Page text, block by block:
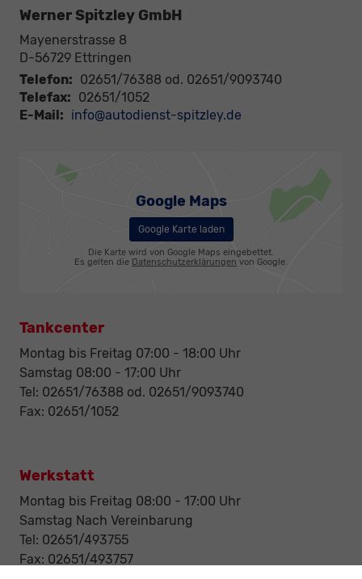
Werner Spitzley GmbH
Mayenerstrasse 8
D-56729 Ettringen
Telefon: 02651/76388 od. 02651/9093740
Telefax: 02651/1052
E-Mail: info@autodienst-spitzley.de
Google Maps
Google Karte laden
Die Karte wird von Google Maps eingebettet.
Es gelten die Datenschutzerklärungen von Google.
Tankcenter
Montag bis Freitag 07:00 - 18:00 Uhr
Samstag 08:00 - 17:00 Uhr
Tel: 02651/76388 od. 02651/9093740
Fax: 02651/1052
Werkstatt
Montag bis Freitag 08:00 - 17:00 Uhr
Samstag Nach Vereinbarung
Tel: 02651/493755
Fax: 02651/493757